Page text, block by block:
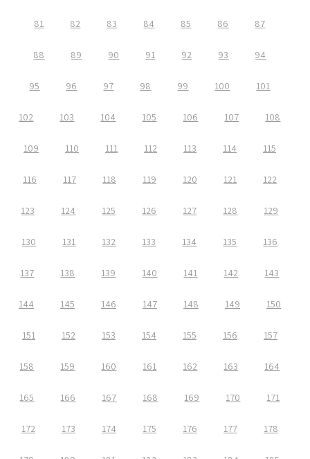
81 82 83 84 85 86 87
88 89 90 91 92 93 94
95 96 97 98 99 100 101
102 103 104 105 106 107 108
109 110 111 112 113 114 115
116 117 118 119 120 121 122
123 124 125 126 127 128 129
130 131 132 133 134 135 136
137 138 139 140 141 142 143
144 145 146 147 148 149 150
151 152 153 154 155 156 157
158 159 160 161 162 163 164
165 166 167 168 169 170 171
172 173 174 175 176 177 178